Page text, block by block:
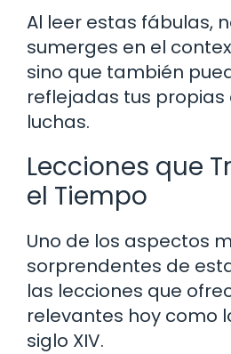
Al leer estas fábulas,
sumerges en el
sino que también
reflejadas tus propias
luchas.
Lecciones que
el Tiempo
Uno de los aspectos
sorprendentes de
las lecciones que
relevantes hoy como
siglo XIV.